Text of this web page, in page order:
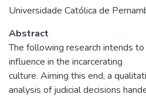
Universidade Católica de
Abstract
The following research intends
influence in the incarcerating
culture. Aiming this end, a
analysis of judicial decisions